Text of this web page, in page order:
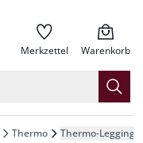
Merkzettel Warenkorb
Thermo Thermo-Leggings